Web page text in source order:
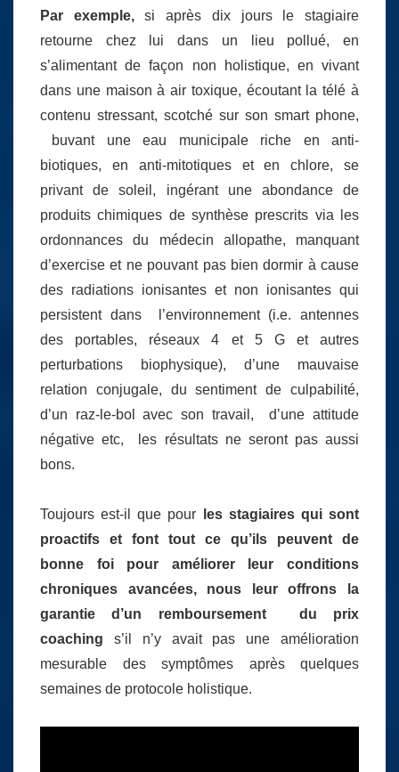
Par exemple,si après dix jours le stagiaire
retourne chez lui dans un lieu pollué, en
s’alimentant de façon non holistique, en vivant
dans une maison à air toxique, écoutant la télé à
contenu stressant, scotché sur son smart phone,
buvant une eau municipale riche en anti-
biotiques, en anti-mitotiques et en chlore, se
privant de soleil, ingérant une abondance de
produits chimiques de synthèse prescrits via les
ordonnances du médecin allopathe, manquant
d’exercise et ne pouvant pas bien dormir à cause
des radiations ionisantes et non ionisantes qui
persistent dans l’environnement (i.e. antennes
des portables, réseaux 4 et 5 G et autres
perturbations biophysique), d’une mauvaise
relation conjugale, du sentiment de culpabilité,
d’un raz-le-bol avec son travail, d’une attitude
négative etc, les résultats ne seront pas aussi
bons.
Toujours est-il que pour les stagiaires qui sont
proactifs et font tout ce qu’ils peuvent de
bonne foi pour améliorer leur conditions
chroniques avancées, nous leur offrons la
garantie d’un remboursement du prix
coaching s’il n’y avait pas une amélioration
mesurable des symptômes après quelques
semaines de protocole holistique.